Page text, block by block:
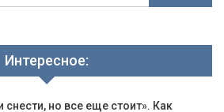
Интересное:
снести, но все еще стоит». Как